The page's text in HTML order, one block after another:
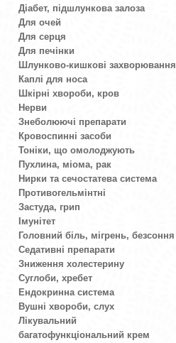
Діабет, підшлункова залоза
Для очей
Для серця
Для печінки
Шлунково-кишкові захворювання
Каплі для носа
Шкірні хвороби, кров
Нерви
Знеболюючі препарати
Кровоспинні засоби
Тоніки, що омолоджують
Пухлина, міома, рак
Нирки та сечостатева система
Противогельмінтні
Застуда, грип
Імунітет
Головний біль, мігрень, безсоння
Седативні препарати
Зниження холестерину
Суглоби, хребет
Ендокринна система
Вушні хвороби, слух
Лікувальний
багатофункціональний крем